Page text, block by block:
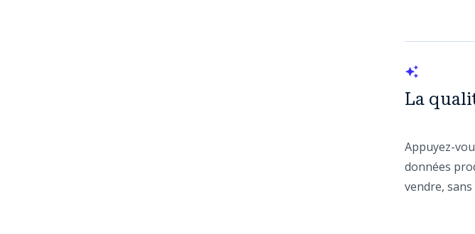
La
Appuyez-
données
vendre,